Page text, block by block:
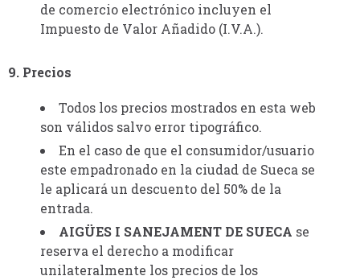
de comercio electrónico incluyen el
Impuesto de Valor Añadido (I.V.A.).
9. Precios
Todos los precios mostrados en esta web
son válidos salvo error tipográfico.
En el caso de que el consumidor/usuario
este empadronado en la ciudad de Sueca se
le aplicará un descuento del 50% de la
entrada.
AIGÜES I SANEJAMENT DE SUECA se
reserva el derecho a modificar
unilateralmente los precios de los